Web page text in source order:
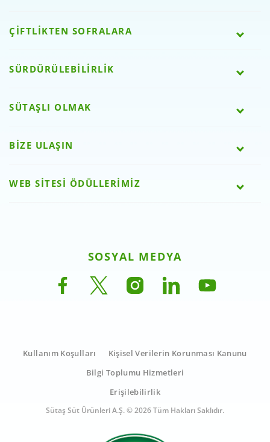
ÇİFTLİKTEN SOFRALARA
SÜRDÜRÜLEBİLİRLİK
SÜTAŞLI OLMAK
BİZE ULAŞIN
WEB SİTESİ ÖDÜLLERİMİZ
SOSYAL MEDYA
Kullanım Koşulları
Kişisel Verilerin Korunması Kanunu
Bilgi Toplumu Hizmetleri
Erişilebilirlik
Sütaş Süt Ürünleri A.Ş. © 2026 Tüm Hakları Saklıdır.